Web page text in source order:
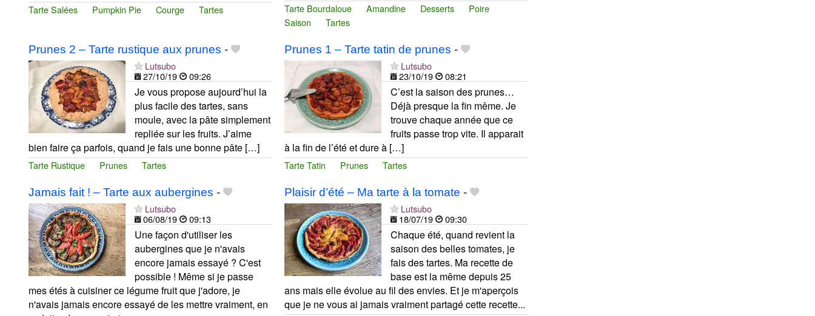
Tarte Salées Pumpkin Pie Courge Tartes Tarte Bourdaloue Amandine Desserts
Poire
Saison
Tartes
Prunes 2 – Tarte rustique aux prunes -
Lutsubo
27/10/19
09:26
Je vous propose aujourd’hui la
plus facile des tartes, sans
moule, avec la pâte simplement
repliée sur les fruits. J’aime
bien faire ça parfois, quand je fais une bonne pâte […]
Tarte Rustique Prunes Tartes
Prunes 1 – Tarte tatin de prunes -
Lutsubo
23/10/19
08:21
C’est la saison des prunes…
Déjà presque la fin même. Je
trouve chaque année que ce
fruits passe trop vite. Il apparait
à la fin de l’été et dure à […]
Tarte Tatin Prunes Tartes
Jamais fait ! – Tarte aux aubergines -
Lutsubo
06/08/19
09:13
Une façon d'utiliser les
aubergines que je n'avais
encore jamais essayé ? C'est
possible ! Même si je passe
mes étés à cuisiner ce légume fruit que j'adore, je
n'avais jamais encore essayé de les mettre vraiment, en
Plaisir d’été – Ma tarte à la tomate -
Lutsubo
18/07/19
09:30
Chaque été, quand revient la
saison des belles tomates, je
fais des tartes. Ma recette de
base est la même depuis 25
ans mais elle évolue au fil des envies. Et je m'aperçois
que je ne vous ai jamais vraiment partagé cette recette...